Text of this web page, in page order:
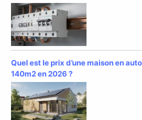
Quel est le prix d’une maison en
140m2 en 2026 ?